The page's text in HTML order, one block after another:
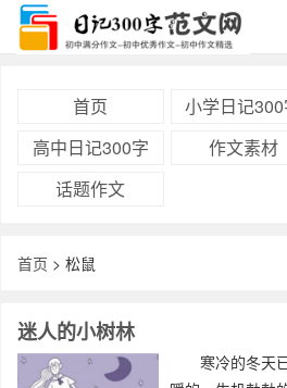
首页 小学日记
高中日记300字
作文素材
话题作文
首页 > 松鼠
迷人的小树林
寒冷的冬天已